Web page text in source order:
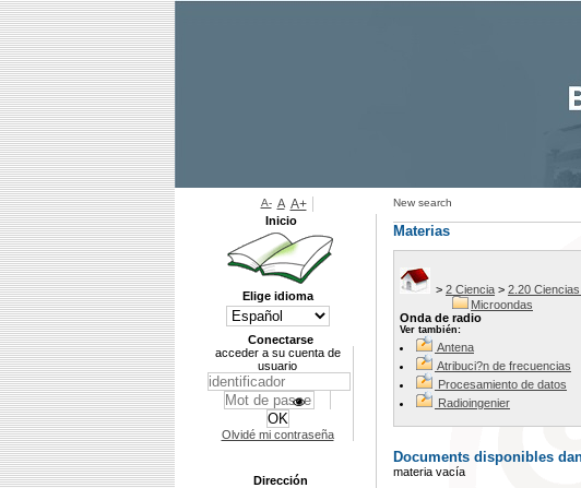
New search
Materias
> 2 Ciencia > 2.20
Microondas
Onda de radio
Ver también:
Antena
Atribuci?n de frecuencias
Procesamiento de datos
Radioingenier
Documents disponibles
materia vacía
A- A A+
Inicio
Elige idioma
Conectarse
acceder a su cuenta de
usuario
Olvidé mi contraseña
Dirección